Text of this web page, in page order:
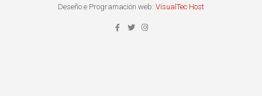
Deseño e Programación web: VisualTec Host